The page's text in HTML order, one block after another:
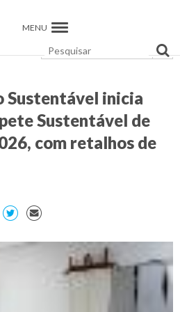
MENU
Sustentável inicia
Sustentável de
com retalhos de